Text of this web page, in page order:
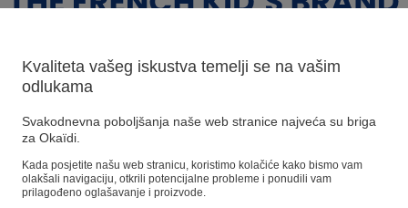
Naši prijedlozi
Predloženi proizvodi
Pogledajte sve proizvode
Kvaliteta vašeg iskustva temelji se na vašim
odlukama
Svakodnevna poboljšanja naše web stranice najveća su briga
za Okaïdi.
Kada posjetite našu web stranicu, koristimo kolačiće kako bismo vam
olakšali navigaciju, otkrili potencijalne probleme i ponudili vam
prilagođeno oglašavanje i proizvode.